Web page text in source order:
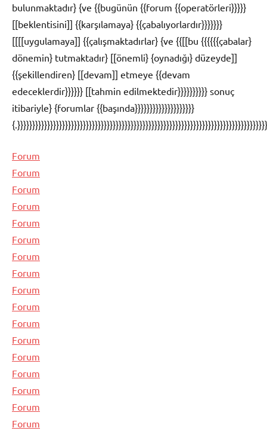
bulunmaktadır} {ve {{bugünün {{forum {{operatörleri}}}}}
[[beklentisini]] {{karşılamaya} {{çabalıyorlardır}}}}}}}
[[[[uygulamaya]] {{çalışmaktadırlar} {ve {{[[bu {{{{{{çabalar}
dönemin} tutmaktadır} [[önemli} {oynadığı} düzeyde]]
{{şekillendiren} [[devam]] etmeye {{devam
edeceklerdir}}}}}} [[tahmin edilmektedir}}}}}}}}}} sonuç
itibariyle} {forumlar {{başında}}}}}}}}}}}}}}}}}}}}
Forum
Forum
Forum
Forum
Forum
Forum
Forum
Forum
Forum
Forum
Forum
Forum
Forum
Forum
Forum
Forum
Forum